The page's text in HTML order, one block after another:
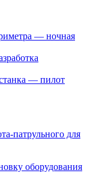
— ночная
— пилот
патрульного для
оборудования